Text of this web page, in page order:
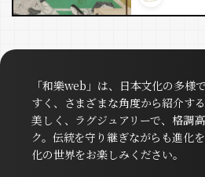
「和樂web」は、日本文化の多様
すく、さまざまな角度から紹介する
美しく、ラグジュアリーで、格調
ク。伝統を守り継ぎながらも進化
化の世界をお楽しみください。